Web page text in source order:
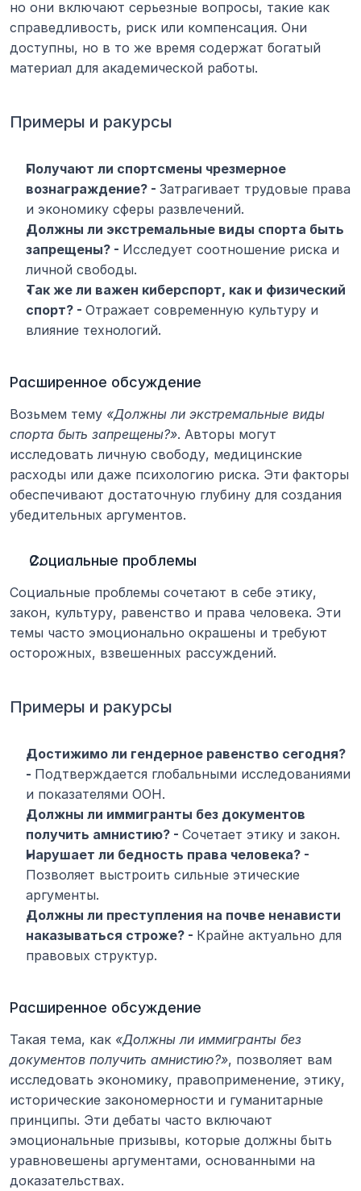
но они включают серьезные вопросы, такие как
справедливость, риск или компенсация. Они
доступны, но в то же время содержат богатый
материал для академической работы.
Примеры и ракурсы
Получают ли спортсмены чрезмерное
вознаграждение? - Затрагивает трудовые права
и экономику сферы развлечений.
Должны ли экстремальные виды спорта быть
запрещены? - Исследует соотношение риска и
личной свободы.
Так же ли важен киберспорт, как и физический
спорт? - Отражает современную культуру и
влияние технологий.
Расширенное обсуждение
Возьмем тему «Должны ли экстремальные виды
спорта быть запрещены?». Авторы могут
исследовать личную свободу, медицинские
расходы или даже психологию риска. Эти факторы
обеспечивают достаточную глубину для создания
убедительных аргументов.
Социальные проблемы
Социальные проблемы сочетают в себе этику,
закон, культуру, равенство и права человека. Эти
темы часто эмоционально окрашены и требуют
осторожных, взвешенных рассуждений.
Примеры и ракурсы
Достижимо ли гендерное равенство сегодня?
- Подтверждается глобальными исследованиями
и показателями ООН.
Должны ли иммигранты без документов
получить амнистию? - Сочетает этику и закон.
Позволяет выстроить сильные этические
аргументы.
Должны ли преступления на почве ненависти
наказываться строже? - Крайне актуально для
правовых структур.
Расширенное обсуждение
Такая тема, как «Должны ли иммигранты без
документов получить амнистию?», позволяет вам
исследовать экономику, правоприменение, этику,
исторические закономерности и гуманитарные
принципы. Эти дебаты часто включают
эмоциональные призывы, которые должны быть
уравновешены аргументами, основанными на
доказательствах.